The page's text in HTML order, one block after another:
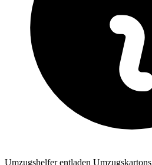
Umzugshelfer entladen Umzugskartons